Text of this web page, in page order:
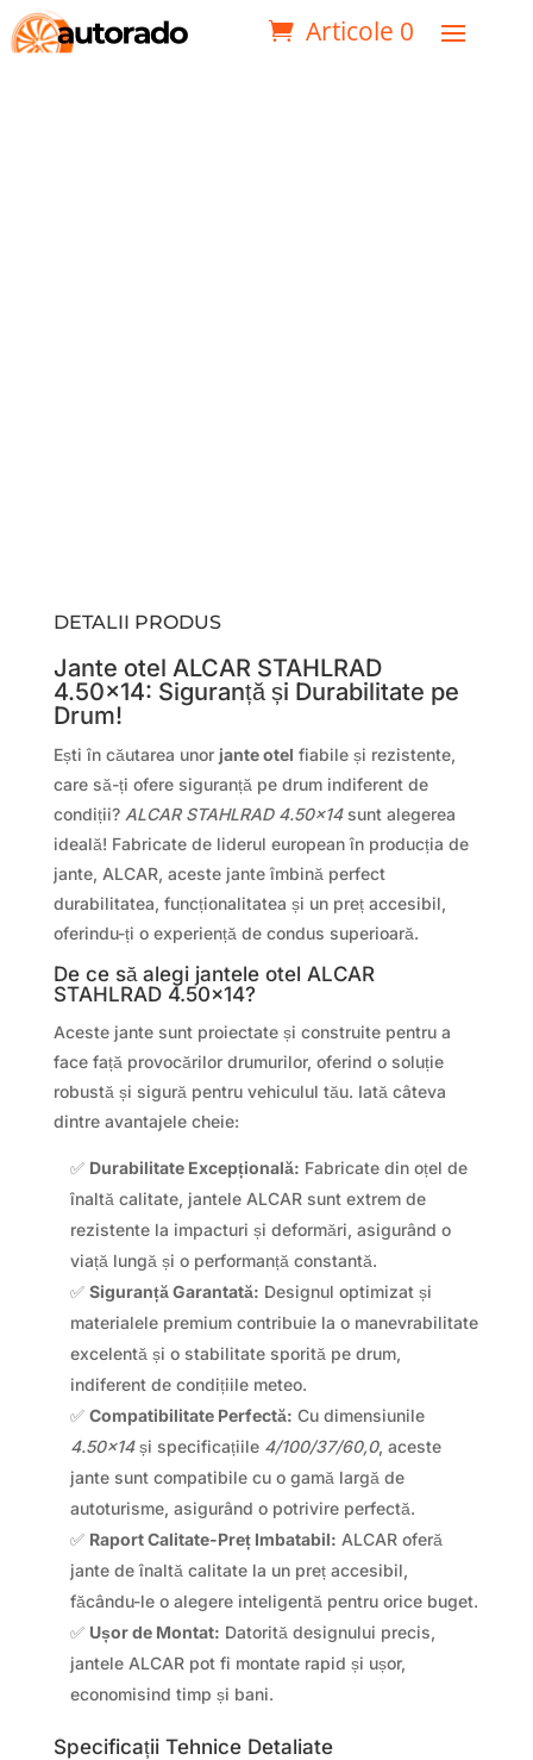
Articole 0
DETALII PRODUS
Jante otel ALCAR STAHLRAD
4.50×14: Siguranță și Durabilitate pe
Drum!
Ești în căutarea unor jante otel fiabile și rezistente,
care să-ți ofere siguranță pe drum indiferent de
condiții? ALCAR STAHLRAD 4.50×14sunt alegerea
ideală! Fabricate de liderul european în producția de
jante, ALCAR, aceste jante îmbină perfect
durabilitatea, funcționalitatea și un preț accesibil,
oferindu-ți o experiență de condus superioară.
De ce să alegi jantele otel ALCAR
STAHLRAD 4.50×14?
Aceste jante sunt proiectate și construite pentru a
face față provocărilor drumurilor, oferind o soluție
robustă și sigură pentru vehiculul tău. Iată câteva
dintre avantajele cheie:
✅ Durabilitate Excepțională: Fabricate din oțel de
înaltă calitate, jantele ALCAR sunt extrem de
rezistente la impacturi și deformări, asigurând o
viață lungă și o performanță constantă.
✅ Siguranță Garantată: Designul optimizat și
materialele premium contribuie la o manevrabilitate
excelentă și o stabilitate sporită pe drum,
indiferent de condițiile meteo.
✅ Compatibilitate Perfectă: Cu dimensiunile
4.50×14și specificațiile 4/100/37/60,0, aceste
jante sunt compatibile cu o gamă largă de
autoturisme, asigurând o potrivire perfectă.
✅ Raport Calitate-Preț Imbatabil: ALCAR oferă
jante de înaltă calitate la un preț accesibil,
făcându-le o alegere inteligentă pentru orice buget.
✅ Ușor de Montat: Datorită designului precis,
jantele ALCAR pot fi montate rapid și ușor,
economisind timp și bani.
Specificații Tehnice Detaliate